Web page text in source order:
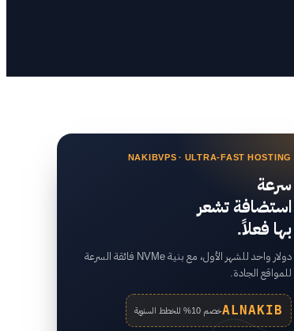
NAKIBVPS · ULTRA-FAST HOSTING
سرعة
استضافة تشعر
بها فعلاً.
دولار واحد للشهر الأول، مع بنية NVMe فائقة السرعة
للمواقع الجادة.
ALNAKIBخصم 10% للخطط السنوية